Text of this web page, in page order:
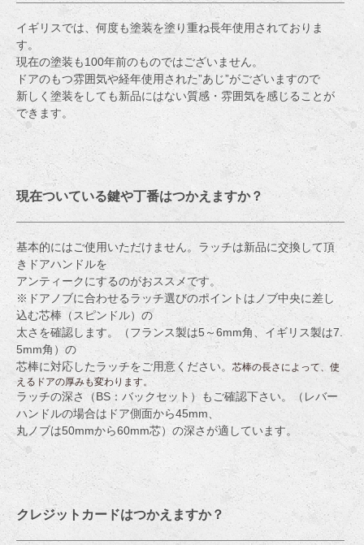
イギリスでは、何度も塗装を塗り重ね長年使用されておりま
す。
現在の塗装も100年前のものではございません。
ドアのもつ雰囲気や経年使用された”あじ”がございますので
新しく塗装をしても新品にはない質感・雰囲気を感じることが
できます。
現在ついている鍵や丁番はつかえますか？
基本的にはご使用いただけません。ラッチは新品に交換して頂
きドアハンドルを
アンティークにするのがおススメです。
※ドアノブに合わせるラッチ選びのポイントはノブ中央に差し
込む芯棒（スピンドル）の
太さを確認します。（フランス製は5～6mm角、イギリス製は7.
5mm角）の
芯棒に対応したラッチをご用意ください。 芯棒の長さによって、使
えるドアの厚みも変わります。
ラッチの深さ（BS：バックセット）もご確認下さい。（レバー
ハンドルの場合はドア側面から45mm、
丸ノブは50mmから60mm芯）の深さが適しています。
クレジットカードはつかえますか？